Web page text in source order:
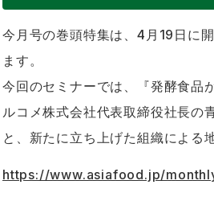
今月号の巻頭特集は、4月19日に
ます。
今回のセミナーでは、『発酵食品
ルコメ株式会社代表取締役社長の
と、新たに立ち上げた組織による
https://www.asiafood.jp/